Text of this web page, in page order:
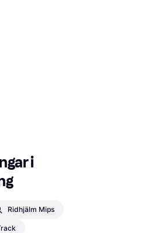
i
Ridhjälm Mips